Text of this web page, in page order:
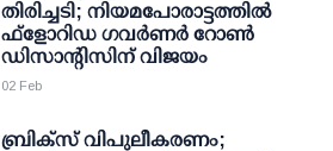
തിരിച്ചടി; നിയമപോരാട്ടത്തില്‍
ഫ്‌ളോറിഡ ഗവര്‍ണര്‍ റോണ്‍
ഡിസാന്റിസിന് വിജയം
02 Feb
ബ്രിക്‌സ് വിപുലീകരണം;